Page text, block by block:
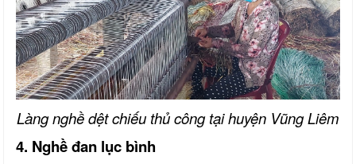
Làng nghề dệt chiếu thủ công tại huyện Vũng Liêm
4. Nghề đan lục bình